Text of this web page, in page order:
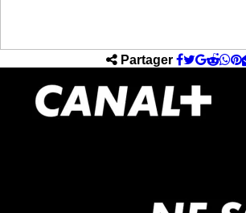
Partager